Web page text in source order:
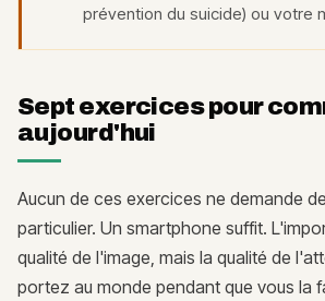
prévention du suicide) ou votre
Sept exercices pour
aujourd'hui
Aucun de ces exercices ne demande
particulier. Un smartphone suffit.
qualité de l'image, mais la qualité de
portez au monde pendant que vous la